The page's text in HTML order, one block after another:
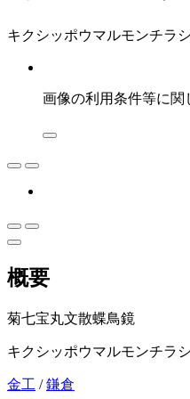
キクシッポウマルモンチラ
画像の利用条件等に
概要
菊七宝丸文散蝶鳥鏡
キクシッポウマルモンチラ
金工 /鎌倉